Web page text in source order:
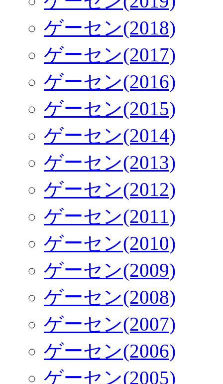
ゲーセン(2018)
ゲーセン(2017)
ゲーセン(2016)
ゲーセン(2015)
ゲーセン(2014)
ゲーセン(2013)
ゲーセン(2012)
ゲーセン(2011)
ゲーセン(2010)
ゲーセン(2009)
ゲーセン(2008)
ゲーセン(2007)
ゲーセン(2006)
ゲーセン(2005)